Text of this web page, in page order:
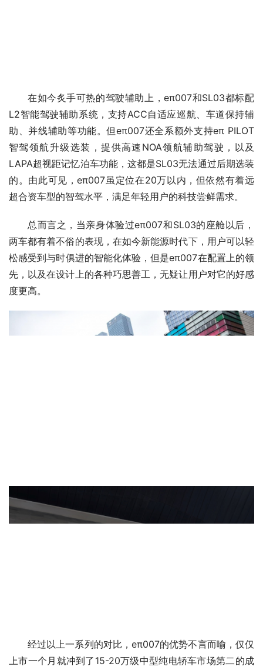
在如今炙手可热的驾驶辅助上，eπ007和SL03都标配
L2智能驾驶辅助系统，支持ACC自适应巡航、车道保持辅
助、并线辅助等功能。但eπ007还全系额外支持eπ PILOT
智驾领航升级选装，提供高速NOA领航辅助驾驶，以及
LAPA超视距记忆泊车功能，这都是SL03无法通过后期选装
的。由此可见，eπ007虽定位在20万以内，但依然有着远
超合资车型的智驾水平，满足年轻用户的科技尝鲜需求。
总而言之，当亲身体验过eπ007和SL03的座舱以后，
两车都有着不俗的表现，在如今新能源时代下，用户可以轻
松感受到与时俱进的智能化体验，但是eπ007在配置上的领
先，以及在设计上的各种巧思善工，无疑让用户对它的好感
度更高。
经过以上一系列的对比，eπ007的优势不言而喻，仅仅
上市一个月就冲到了15-20万级中型纯电轿车市场第二的成